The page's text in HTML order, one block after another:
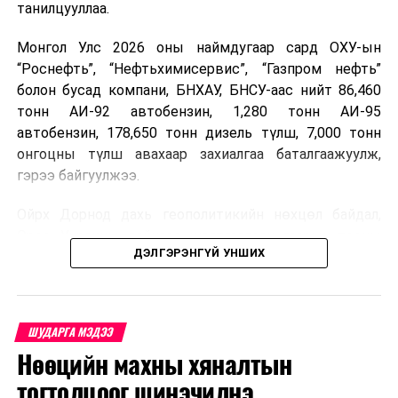
танилцууллаа.
Монгол Улс 2026 оны наймдугаар сард ОХУ-ын
“Роснефть”, “Нефтьхимисервис”, “Газпром нефть”
болон бусад компани, БНХАУ, БНСУ-аас нийт 86,460
тонн АИ-92 автобензин, 1,280 тонн АИ-95
автобензин, 178,650 тонн дизель түлш, 7,000 тонн
онгоцны түлш авахаар захиалгаа баталгаажуулж,
гэрээ байгуулжээ.
Орос, Украины дайнаас шалтгаалсан газрын тосны
үнийн өсөлт дэлхийн зах зээлд буураагүй байна.
дахин өсөж, ОХУ болон бусад эх үүсвэрээс худалдан
авах шатахууны үнэ 1,200-2,000 ам.долларт хүрчээ.
Иймд дотоодын зах зээл дэх үнийн өсөлтийг
сааруулахын тулд гаалийн болон онцгой албан
ДЭЛГЭРЭНГҮЙ УНШИХ
ШУДАРГА МЭДЭЭ
Нөөцийн махны хяналтын